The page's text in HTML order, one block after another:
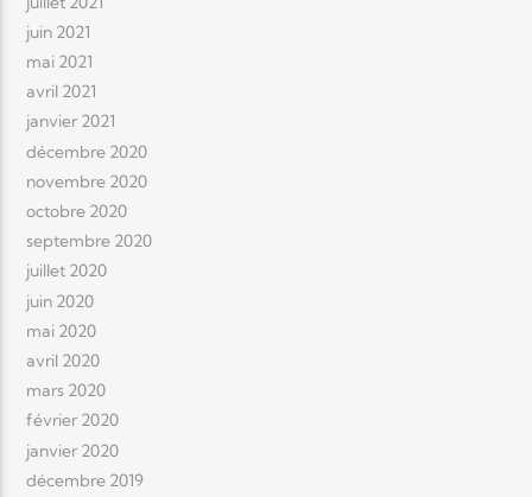
juin 2021
mai 2021
avril 2021
janvier 2021
décembre 2020
novembre 2020
octobre 2020
septembre 2020
juillet 2020
juin 2020
mai 2020
avril 2020
mars 2020
février 2020
janvier 2020
décembre 2019